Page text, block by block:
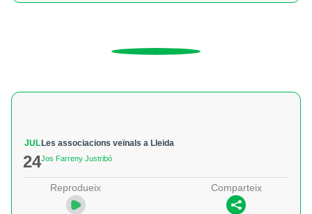
JUL
24
Les associacions veïnals a Lleida
Jos Farreny Justribó
Reprodueix Comparteix